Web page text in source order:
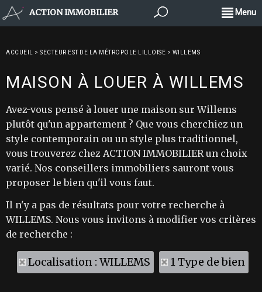
ACTION IMMOBILIER Menu
ACCUEIL > SECTEUR EST DE LA MÉTROPOLE LILLOISE > WILLEMS
MAISON À LOUER À WILLEMS
Avez-vous pensé à louer une maison sur Willems
plutôt qu'un appartement ? Que vous cherchiez un
style contemporain ou un style plus traditionnel,
vous trouverez chez ACTION IMMOBILIER un choix
varié. Nos conseillers immobiliers sauront vous
proposer le bien qu'il vous faut.
Il n'y a pas de résultats pour votre recherche à
WILLEMS. Nous vous invitons à modifier vos critères
de recherche :
Localisation : WILLEMS 1 Type de bien